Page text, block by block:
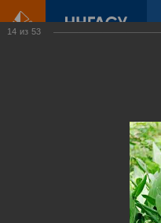
выставки
14 из 53